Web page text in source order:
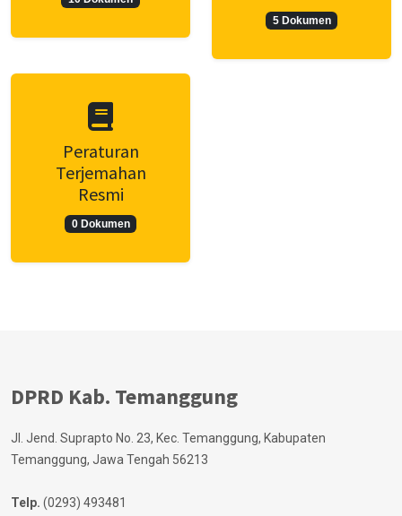
5 Dokumen
Peraturan
Terjemahan
Resmi
0 Dokumen
DPRD Kab. Temanggung
Jl. Jend. Suprapto No. 23, Kec. Temanggung, Kabupaten
Temanggung, Jawa Tengah 56213
Telp. (0293) 493481